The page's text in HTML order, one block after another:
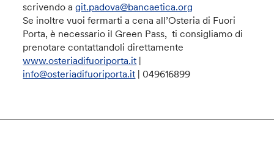
scrivendo agit.padova@bancaetica.org
Se inoltre vuoi fermarti a cena all’Osteria di Fuori
Porta, è necessario il Green Pass, ti consigliamo di
prenotare contattandoli direttamente
www.osteriadifuoriporta.it |
info@osteriadifuoriporta.it | 049616899